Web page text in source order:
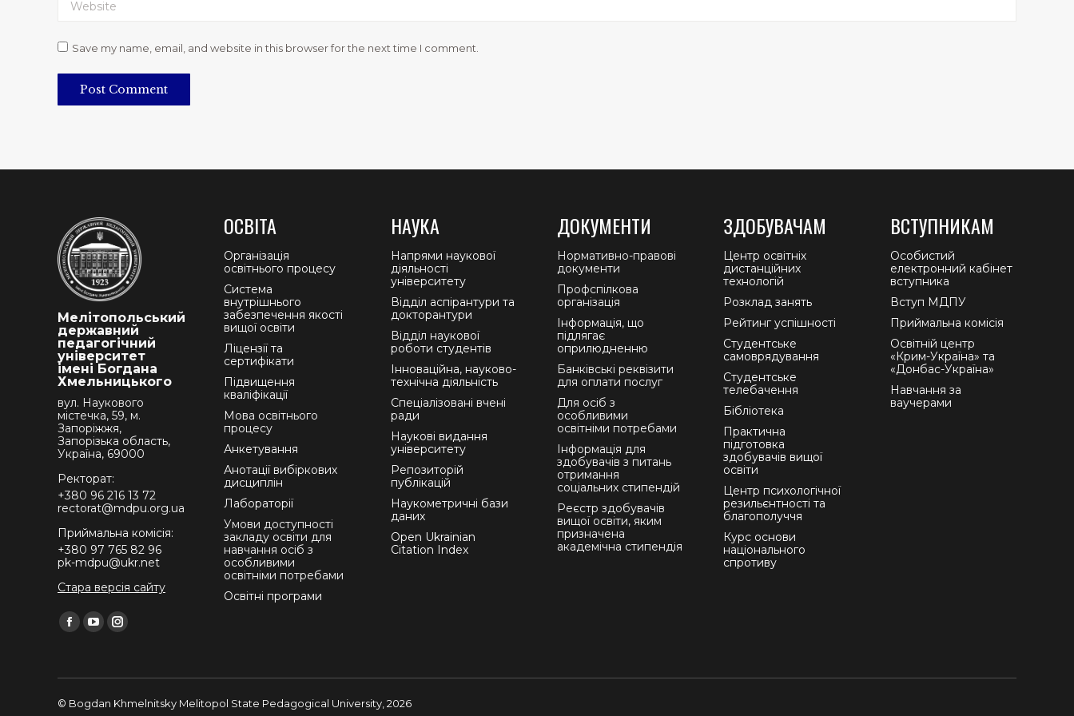
Save my name, email, and website in this browser for the next time I comment.
Post Comment
Мелітопольський
державний
педагогічний
університет
імені Богдана
Хмельницького
вул. Наукового
містечка, 59, м.
Запоріжжя,
Запорізька область,
Україна, 69000
Ректорат:
+380 96 216 13 72
rectorat@mdpu.org.ua
Приймальна комісія:
+380 97 765 82 96
pk-mdpu@ukr.net
Стара версія сайту
Find us on:
Facebook
YouTubeInstagram
ОСВІТА
Організація
освітнього процесу
Система
внутрішнього
забезпечення якості
вищої освіти
Ліцензії та
сертифікати
Підвищення
кваліфікації
Мова освітнього
процесу
Анкетування
Анотації вибіркових
дисциплін
Лабораторії
Умови доступності
закладу освіти для
навчання осіб з
особливими
освітніми потребами
Освітні програми
НАУКА
Напрями наукової
діяльності
університету
Відділ аспірантури та
докторантури
Відділ наукової
роботи студентів
Інноваційна, науково-
технічна діяльність
Спеціалізовані вчені
ради
Наукові видання
університету
Репозиторій
публікацій
Наукометричні бази
даних
Open Ukrainian
Citation Index
ДОКУМЕНТИ
Нормативно-правові
документи
Профспілкова
організація
Інформація, що
підлягає
оприлюдненню
Банківські реквізити
для оплати послуг
Для осіб з
особливими
освітніми потребами
Інформація для
здобувачів з питань
отримання
соціальних стипендій
Реєстр здобувачів
вищої освіти, яким
призначена
академічна стипендія
ЗДОБУВАЧАМ
Центр освітніх
дистанційних
технологій
Розклад занять
Рейтинг успішності
Студентське
самоврядування
Студентське
телебачення
Бібліотека
Практична
підготовка
здобувачів вищої
освіти
Центр психологічної
резильєнтності та
благополуччя
Курс основи
національного
спротиву
ВСТУПНИКАМ
Особистий
електронний кабінет
вступника
Вступ МДПУ
Приймальна комісія
Освітній центр
«Крим-Україна» та
«Донбас-Україна»
Навчання за
ваучерами
© Bogdan Khmelnitsky Melitopol State Pedagogical University, 2026